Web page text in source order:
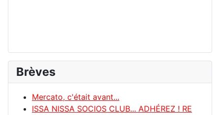
Brèves
Mercato, c'était avant...
ISSA NISSA SOCIOS CLUB... ADHÉREZ ! RE